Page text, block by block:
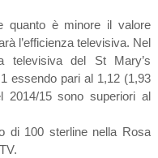
quanto è minore il valore
l’efficienza televisiva. Nel
televisiva del St Mary’s
essendo pari al 1,12 (1,93
2014/15 sono superiori al
di 100 sterline nella Rosa